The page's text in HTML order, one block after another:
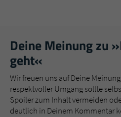
Deine Meinung zu
geht«
Wir freuen uns auf Deine
respektvoller Umgang sollte
Spoiler zum Inhalt vermeiden
deutlich in Deinem Kommentar